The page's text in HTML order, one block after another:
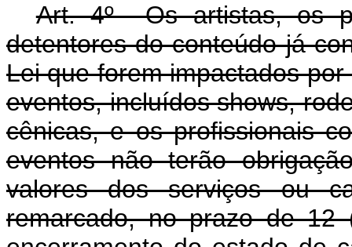
Art. 4º Os artistas, os
detentores do conteúdo já
Lei que forem impactados
eventos, incluídos shows,
cênicas, e os profissionais
eventos não terão
valores dos serviços ou
remarcado, no prazo de 12